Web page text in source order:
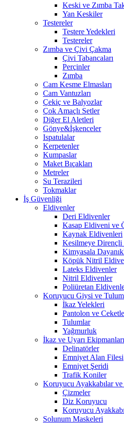
Keski ve Zımba
Yan Keskiler
Testereler
Testere Yedekleri
Testereler
Zımba ve Çivi Çakma
Çivi Tabancaları
Perçinler
Zımba
Cam Kesme Elmasları
Cam Vantuzları
Çekiç ve Balyozlar
Çok Amaçlı Setler
Diğer El Aletleri
Gönye&İşkenceler
Ispatulalar
Kerpetenler
Kumpaslar
Maket Bıçakları
Metreler
Su Terazileri
Tokmaklar
İş Güvenliği
Eldivenler
Deri Eldivenler
Kasap Eldiveni ve
Kaynak Eldivenleri
Kesilmeye Dirençli
Kimyasala
Köpük Nitril
Lateks Eldivenler
Nitril Eldivenler
Poliüretan
Koruyucu Giysi ve
İkaz Yelekleri
Pantolon ve
Tulumlar
Yağmurluk
İkaz ve Uyarı Ekipmanları
Delinatörler
Emniyet Alan Filesi
Emniyet Şeridi
Trafik Koniler
Koruyucu Ayakkabılar
Çizmeler
Diz Koruyucu
Koruyucu
Solunum Maskeleri